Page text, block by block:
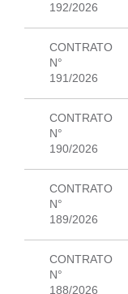
192/2026
CONTRATO
N°
191/2026
CONTRATO
N°
190/2026
CONTRATO
N°
189/2026
CONTRATO
N°
188/2026